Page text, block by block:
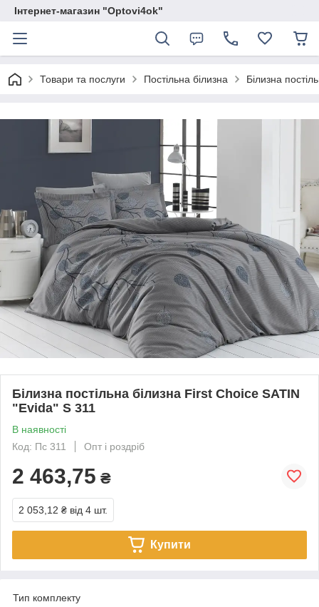
Інтернет-магазин "Optovi4ok"
Товари та послуги Постільна білизна Білизна
Білизна постільна білизна First Choice SATIN
"Evida" S 311
В наявності
Код: Пс 311
Опт і роздріб
2 463,75 ₴
2 053,12 ₴ від 4 шт.
Купити
Тип комплекту